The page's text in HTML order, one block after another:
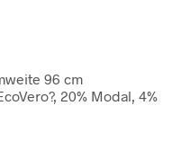
96 cm
20% Modal, 4%